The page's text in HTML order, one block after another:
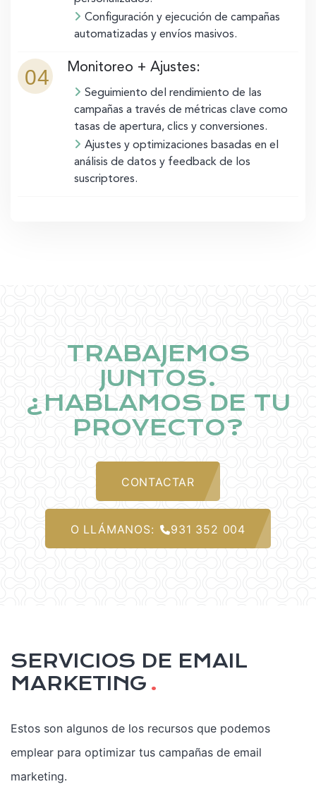
Configuración y ejecución de campañas
automatizadas y envíos masivos.
04 Monitoreo + Ajustes:
Seguimiento del rendimiento de las
campañas a través de métricas clave como
tasas de apertura, clics y conversiones.
Ajustes y optimizaciones basadas en el
análisis de datos y feedback de los
suscriptores.
TRABAJEMOS
JUNTOS.
¿HABLAMOS DE TU
PROYECTO?
CONTACTAR
O LLÁMANOS: 931 352 004
SERVICIOS DE EMAIL
MARKETING .
Estos son algunos de los recursos que podemos
emplear para optimizar tus campañas de email
marketing.